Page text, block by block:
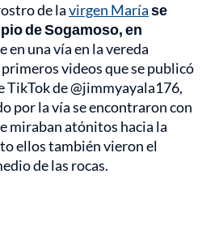
de lavirgen Maríase
de Sogamoso, en
en una vía en la vereda
videos que se publicó
TikTok de @jimmyayala176,
por la vía se encontraron con
miraban atónitos hacia la
ellos también vieron el
de las rocas.